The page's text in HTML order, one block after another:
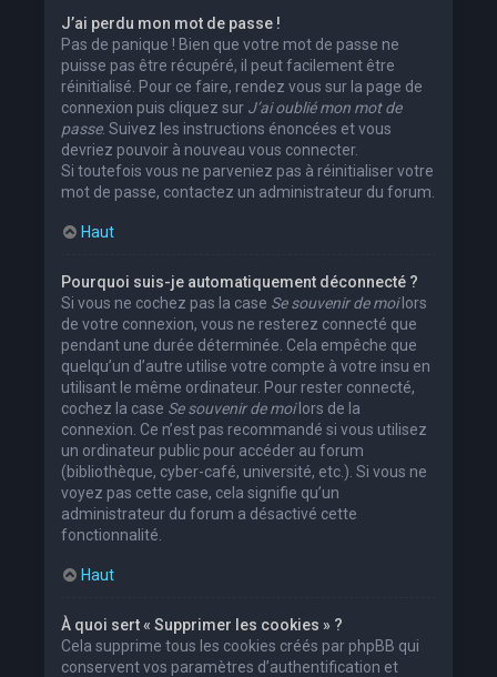
J’ai perdu mon mot de passe !
Pas de panique ! Bien que votre mot de passe ne
puisse pas être récupéré, il peut facilement être
réinitialisé. Pour ce faire, rendez vous sur la page de
connexion puis cliquez sur J’ai oublié mon mot de
passe. Suivez les instructions énoncées et vous
devriez pouvoir à nouveau vous connecter.
Si toutefois vous ne parveniez pas à réinitialiser votre
mot de passe, contactez un administrateur du forum.
Haut
Pourquoi suis-je automatiquement déconnecté ?
Si vous ne cochez pas la case Se souvenir de moilors
de votre connexion, vous ne resterez connecté que
pendant une durée déterminée. Cela empêche que
quelqu’un d’autre utilise votre compte à votre insu en
utilisant le même ordinateur. Pour rester connecté,
cochez la case Se souvenir de moilors de la
connexion. Ce n’est pas recommandé si vous utilisez
un ordinateur public pour accéder au forum
(bibliothèque, cyber-café, université, etc.). Si vous ne
voyez pas cette case, cela signifie qu’un
administrateur du forum a désactivé cette
fonctionnalité.
Haut
À quoi sert « Supprimer les cookies » ?
Cela supprime tous les cookies créés par phpBB qui
conservent vos paramètres d’authentification et